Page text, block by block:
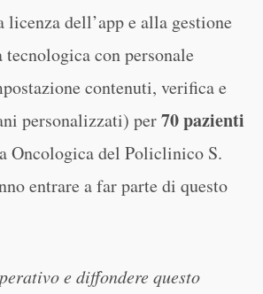
licenza dell’app e alla gestione
con personale
contenuti, verifica e
personalizzati) per70 pazienti
Oncologica del Policlinico S.
entrare a far parte di questo
e diffondere questo